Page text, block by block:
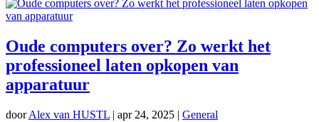
Oude computers over? Zo werkt het
professioneel laten opkopen van
apparatuur
doorAlex van HUSTL | apr 24, 2025 | General